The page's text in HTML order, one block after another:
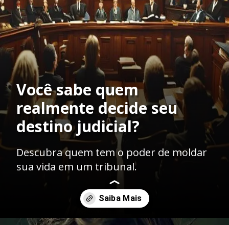
Você sabe quem
realmente decide seu
destino judicial?
Descubra quem tem o poder de moldar
sua vida em um tribunal.